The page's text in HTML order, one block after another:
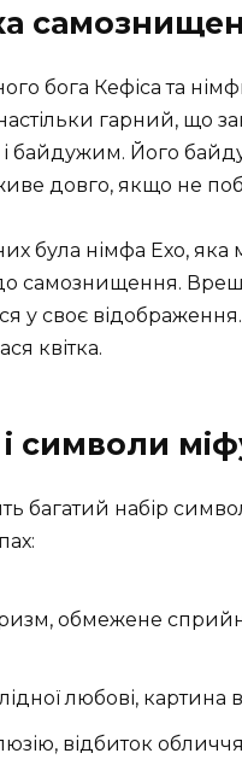
бога Кефіса та
гарний, що
Його
довго, якщо не
була німфа Ехо,
самознищення.
у своє
квітка.
символи
багатий набір
обмежене
любові, картина
відбиток